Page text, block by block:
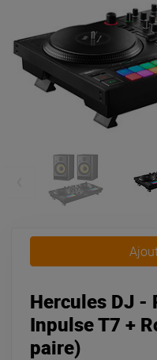
Hercules DJ -
Inpulse T7 +
paire)